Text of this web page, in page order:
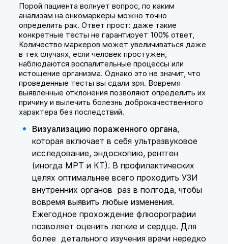
Порой пациента волнует вопрос, по каким
анализам на онкомаркеры можно точно
определить рак. Ответ прост: даже такие
конкретные тесты не гарантирует 100% ответ,
Количество маркеров может увеличиваться даже
в тех случаях, если человек простужен,
наблюдаются воспалительные процессы или
истощение организма. Однако это не значит, что
проведенные тесты вы сдали зря. Вовремя
выявленные отклонения позволяют определить их
причину и вылечить болезнь доброкачественного
характера без последствий.
Визуализацию пораженного органа,
которая включает в себя ультразвуковое
исследование, эндоскопию, рентген
(иногда МРТ и КТ). В профилактических
целях оптимальнее всего проходить УЗИ
внутренних органов раз в полгода, чтобы
вовремя выявить любые изменения.
Ежегодное прохождение флюорографии
позволяет оценить легкие и сердце. Для
более детального изучения врачи нередко